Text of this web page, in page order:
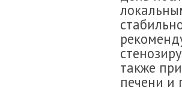
также
печени и